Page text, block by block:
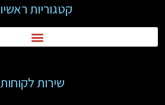
קטגוריות
שירות לקוחות